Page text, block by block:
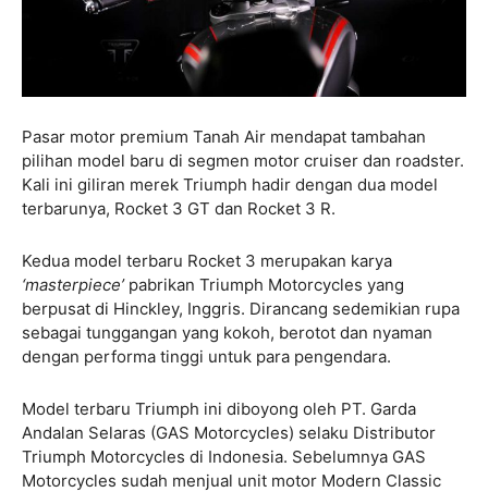
Pasar motor premium Tanah Air mendapat tambahan
pilihan model baru di segmen motor cruiser dan roadster.
Kali ini giliran merek Triumph hadir dengan dua model
terbarunya, Rocket 3 GT dan Rocket 3 R.
Kedua model terbaru Rocket 3 merupakan karya
‘masterpiece’pabrikan Triumph Motorcycles yang
berpusat di Hinckley, Inggris. Dirancang sedemikian rupa
sebagai tunggangan yang kokoh, berotot dan nyaman
dengan performa tinggi untuk para pengendara.
Model terbaru Triumph ini diboyong oleh PT. Garda
Andalan Selaras (GAS Motorcycles) selaku Distributor
Triumph Motorcycles di Indonesia. Sebelumnya GAS
Motorcycles sudah menjual unit motor Modern Classic